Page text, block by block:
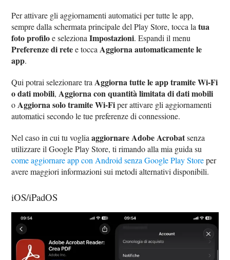
Per attivare gli aggiornamenti automatici per tutte le app,
sempre dalla schermata principale del Play Store, tocca latua
foto profiloe selezionaImpostazioni. Espandi il menu
Preferenze di retee tocca Aggiorna automaticamente le
app.
Qui potrai selezionare tra Aggiorna tutte le app tramite Wi-Fi
o dati mobili, Aggiorna con quantità limitata di dati mobili
o Aggiorna solo tramite Wi-Fiper attivare gli aggiornamenti
automatici secondo le tue preferenze di connessione.
Nel caso in cui tu vogliaaggiornare Adobe Acrobatsenza
utilizzare il Google Play Store, ti rimando alla mia guida su
come aggiornare app con Android senza Google Play Storeper
avere maggiori informazioni sui metodi alternativi disponibili.
iOS/iPadOS